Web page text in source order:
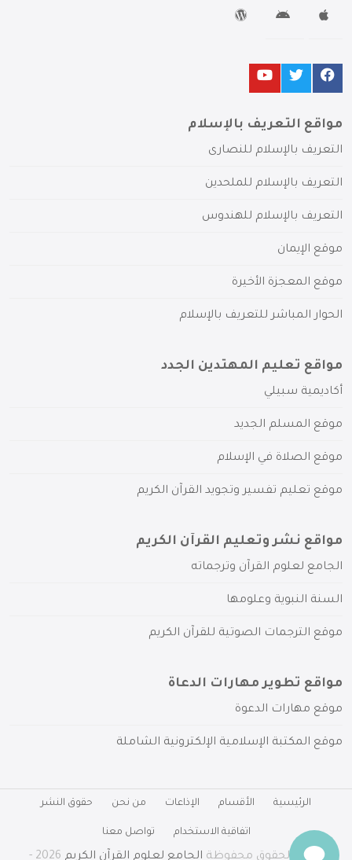
مواقع التعريف بالإسلام
التعريف بالإسلام للنصارى
التعريف بالإسلام للملحدين
التعريف بالإسلام للهندوس
موقع الإيمان
موقع المعجزة الأخيرة
الحوار المباشر للتعريف بالإسلام
مواقع تعليم المهتدين الجدد
أكاديمية سبيلي
موقع المسلم الجديد
موقع الصلاة في الإسلام
موقع تعليم تفسير وتجويد القرآن الكريم
مواقع نشر وتعليم القرآن الكريم
الجامع لعلوم القرآن وترجماته
السنة النبوية وعلومها
موقع الترجمات الصوتية للقرآن الكريم
مواقع تطوير مهارات الدعاة
موقع مهارات الدعوة
موقع المكتبة الإسلامية الإلكترونية الشاملة
الرئيسية الأقسام الإذاعات من نحن حقوق النشر
اتفاقية الاستخدام تواصل معنا
جميع الحقوق محفوظة الجامع لعلوم القرآن الكريم 2026 -